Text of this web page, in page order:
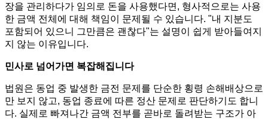
장을 관리하다가 임의로 돈을 사용했다면, 형사적으로는 사용
한 금액 전체에 대해 책임이 문제될 수 있습니다. "내 지분도
포함되어 있으니 그만큼은 괜찮다"는 설명이 쉽게 받아들여지
지 않는 이유입니다.
민사로 넘어가면 복잡해집니다
법원은 동업 중 발생한 금전 문제를 단순한 횡령 손해배상으로
만 보지 않고, 동업 종료에 따른 정산 문제로 판단하기도 합니
다. 실제로 빠져나간 금액 전부를 곧바로 돌려받는 구조가 아